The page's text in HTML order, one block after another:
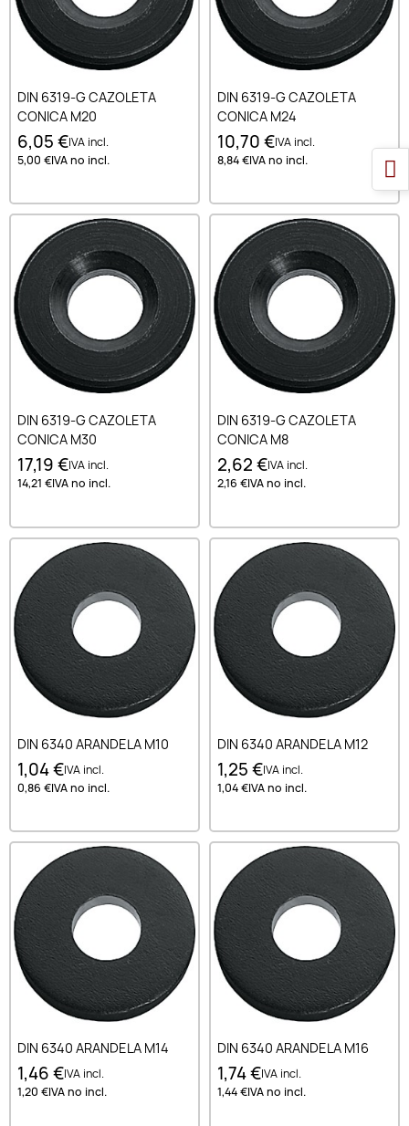
DIN 6319-G CAZOLETA
CONICA M20
6,05 €IVA incl.
5,00 €IVA no incl.
DIN 6319-G CAZOLETA
CONICA M24
10,70 €IVA incl.
8,84 €IVA no incl.
DIN 6319-G CAZOLETA
CONICA M30
17,19 €IVA incl.
14,21 €IVA no incl.
DIN 6319-G CAZOLETA
CONICA M8
2,62 €IVA incl.
2,16 €IVA no incl.
DIN 6340 ARANDELA M10
1,04 €IVA incl.
0,86 €IVA no incl.
DIN 6340 ARANDELA M12
1,25 €IVA incl.
1,04 €IVA no incl.
DIN 6340 ARANDELA M14
1,46 €IVA incl.
1,20 €IVA no incl.
DIN 6340 ARANDELA M16
1,74 €IVA incl.
1,44 €IVA no incl.